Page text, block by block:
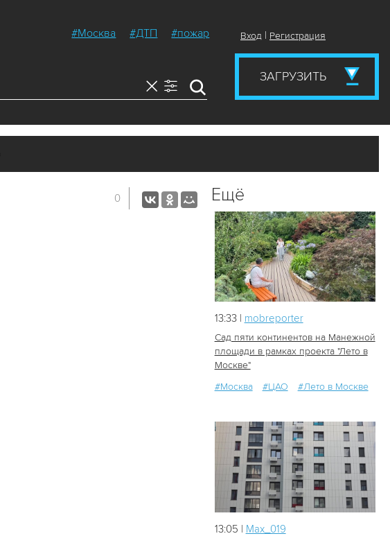
#Москва #ДТП #пожар Вход | Регистрация
ЗАГРУЗИТЬ
0 Ещё
13:33 | mobreporter
Сад пяти континентов на Манежной
площади в рамках проекта "Лето в
Москве"
#Москва
#ЦАО #Лето в Москве
13:05 | Мах_019